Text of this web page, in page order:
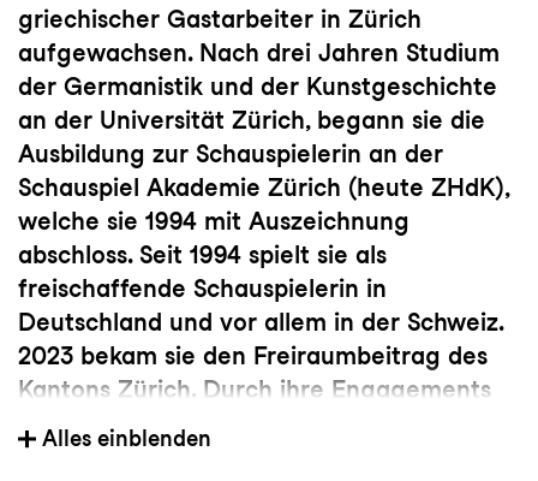
griechischer Gastarbeiter in Zürich
aufgewachsen. Nach drei Jahren Studium
der Germanistik und der Kunstgeschichte
an der Universität Zürich, begann sie die
Ausbildung zur Schauspielerin an der
Schauspiel Akademie Zürich (heute ZHdK),
welche sie 1994 mit Auszeichnung
abschloss. Seit 1994 spielt sie als
freischaffende Schauspielerin in
Deutschland und vor allem in der Schweiz.
2023 bekam sie den Freiraumbeitrag des
Kantons Zürich. Durch ihre Engagements
von der freien Theaterszene geprägt,
arbeitet sie vorwiegend in freien
Alles einblenden